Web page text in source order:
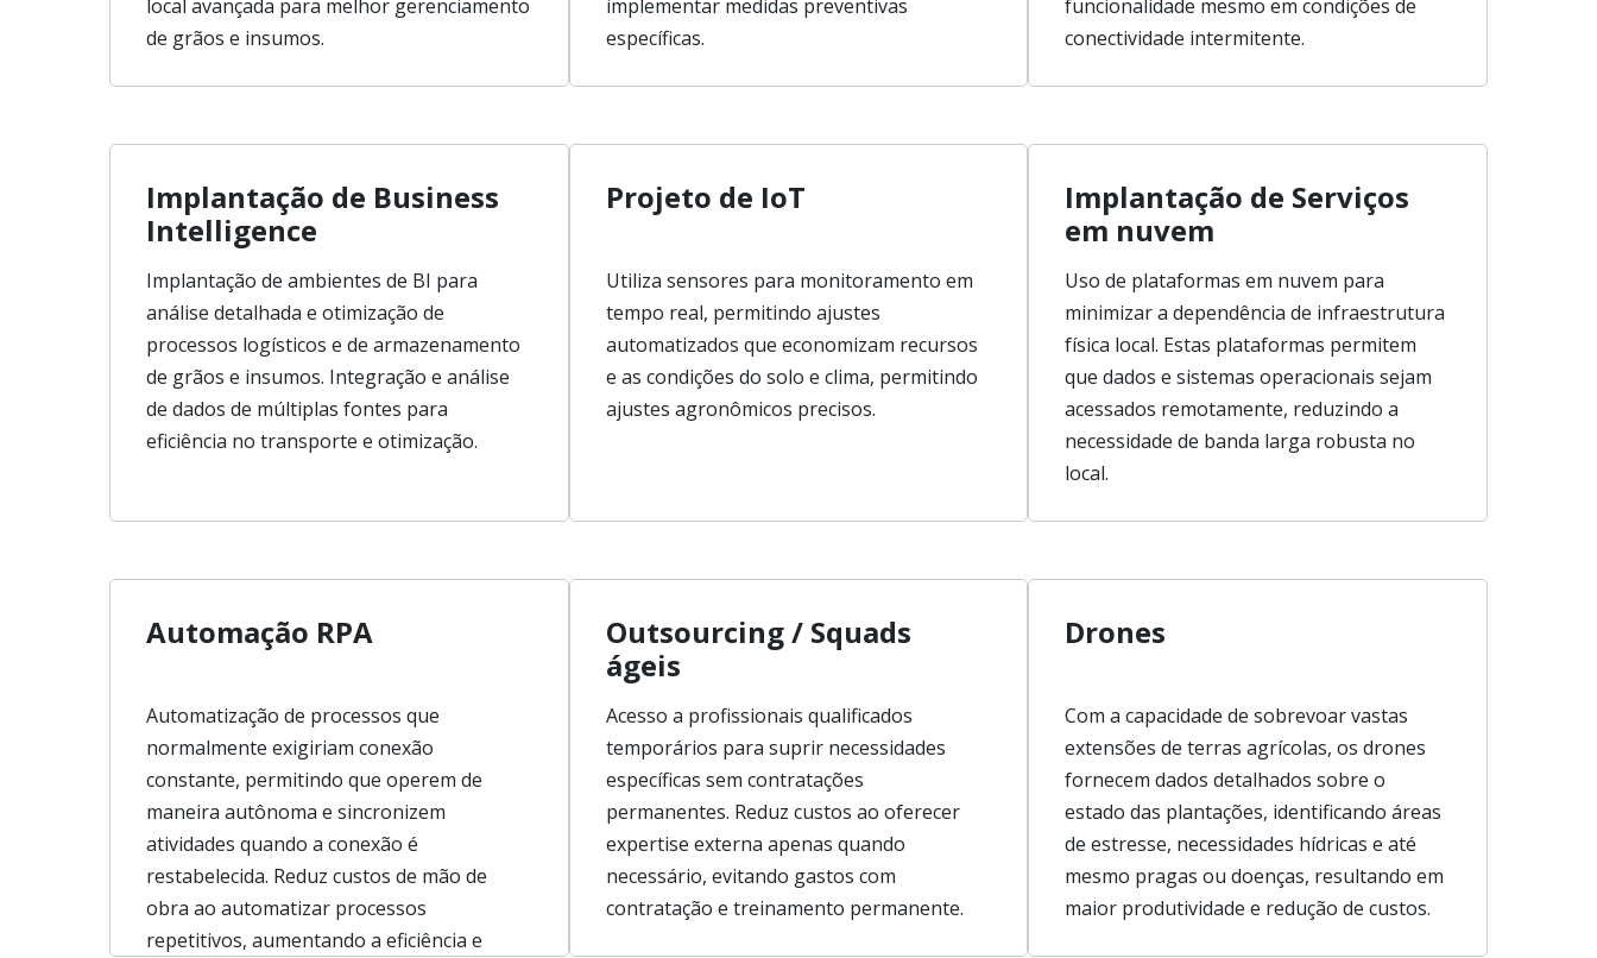
local avançada para melhor gerenciamento
de grãos e insumos.
implementar medidas preventivas
específicas.
funcionalidade mesmo em condições de
conectividade intermitente.
Implantação de Business
Intelligence
Implantação de ambientes de BI para
análise detalhada e otimização de
processos logísticos e de armazenamento
de grãos e insumos. Integração e análise
de dados de múltiplas fontes para
eficiência no transporte e otimização.
Projeto de IoT
Utiliza sensores para monitoramento em
tempo real, permitindo ajustes
automatizados que economizam recursos
e as condições do solo e clima, permitindo
ajustes agronômicos precisos.
Implantação de Serviços
em nuvem
Uso de plataformas em nuvem para
minimizar a dependência de infraestrutura
física local. Estas plataformas permitem
que dados e sistemas operacionais sejam
acessados remotamente, reduzindo a
necessidade de banda larga robusta no
local.
Automação RPA
Automatização de processos que
normalmente exigiriam conexão
constante, permitindo que operem de
maneira autônoma e sincronizem
atividades quando a conexão é
restabelecida. Reduz custos de mão de
obra ao automatizar processos
repetitivos, aumentando a eficiência e
Outsourcing / Squads
ágeis
Acesso a profissionais qualificados
temporários para suprir necessidades
específicas sem contratações
permanentes. Reduz custos ao oferecer
expertise externa apenas quando
necessário, evitando gastos com
contratação e treinamento permanente.
Drones
Com a capacidade de sobrevoar vastas
extensões de terras agrícolas, os drones
fornecem dados detalhados sobre o
estado das plantações, identificando áreas
de estresse, necessidades hídricas e até
mesmo pragas ou doenças, resultando em
maior produtividade e redução de custos.